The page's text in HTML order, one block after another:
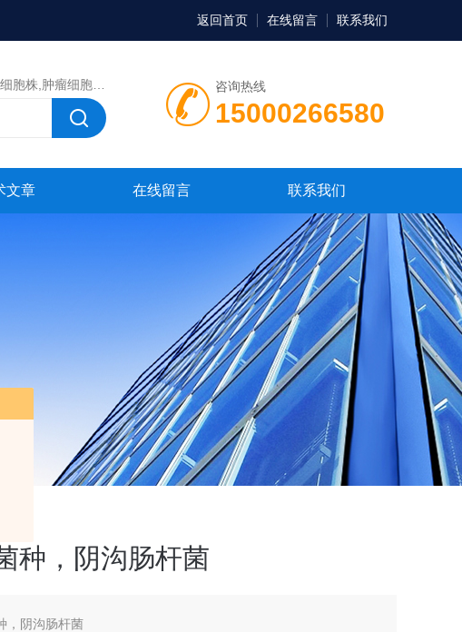
返回首页 在线留言 联系我们
咨询热线
15000266580
，标准菌株，质控菌种，微生物菌种，菌株，菌种
文章 在线留言 联系我们
种，阴沟肠杆菌
，阴沟肠杆菌